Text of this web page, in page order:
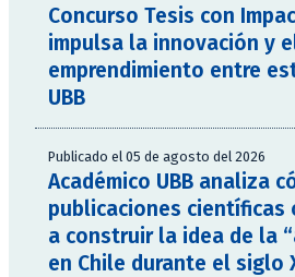
Concurso Tesis con
impulsa la innovación y
emprendimiento entre
UBB
Publicado el 05 de agosto del 2026
Académico UBB analiza
publicaciones científicas
a construir la idea de la
en Chile durante el siglo